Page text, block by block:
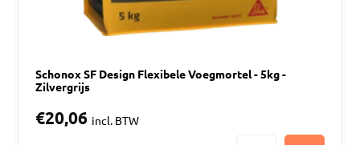
Schonox SF Design Flexibele Voegmortel - 5kg -
Zilvergrijs
€20,06 incl. BTW